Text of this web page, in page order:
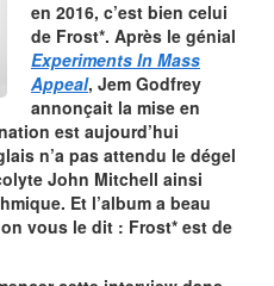
en 2016, c’est bien celui
de Frost*. Après le génial
Experiments In Mass
Appeal, Jem Godfrey
annonçait la mise en
est aujourd’hui
n’a pas attendu le dégel
John Mitchell ainsi
Et l’album a beau
vous le dit : Frost* est de